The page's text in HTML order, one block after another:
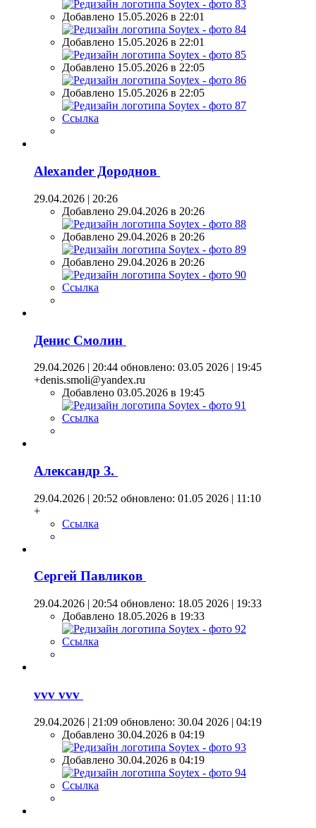
Добавлено 15.05.2026 в 22:01
Добавлено 15.05.2026 в 22:01
Добавлено 15.05.2026 в 22:05
Добавлено 15.05.2026 в 22:05
Ссылка
Alexander Дороднов
29.04.2026 | 20:26
Добавлено 29.04.2026 в 20:26
Добавлено 29.04.2026 в 20:26
Добавлено 29.04.2026 в 20:26
Ссылка
Денис Смолин
29.04.2026 | 20:44 обновлено: 03.05 2026 | 19:45
+denis.smoli@yandex.ru
Добавлено 03.05.2026 в 19:45
Ссылка
Александр З.
29.04.2026 | 20:52 обновлено: 01.05 2026 | 11:10
+
Ссылка
Сергей Павликов
29.04.2026 | 20:54 обновлено: 18.05 2026 | 19:33
Добавлено 18.05.2026 в 19:33
Ссылка
vvv vvv
29.04.2026 | 21:09 обновлено: 30.04 2026 | 04:19
Добавлено 30.04.2026 в 04:19
Добавлено 30.04.2026 в 04:19
Ссылка